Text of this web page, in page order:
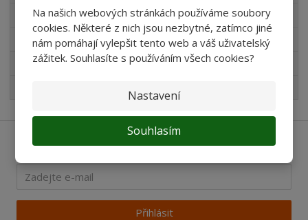
Na našich webových stránkách používáme soubory
cookies. Některé z nich jsou nezbytné, zatímco jiné
nám pomáhají vylepšit tento web a váš uživatelský
zážitek. Souhlasíte s používáním všech cookies?
Nastavení
Souhlasím
Novinky v sortimentu
Produkty pro akvaristy
Pro děti
Ať vám nic neunikne
Přihlásit